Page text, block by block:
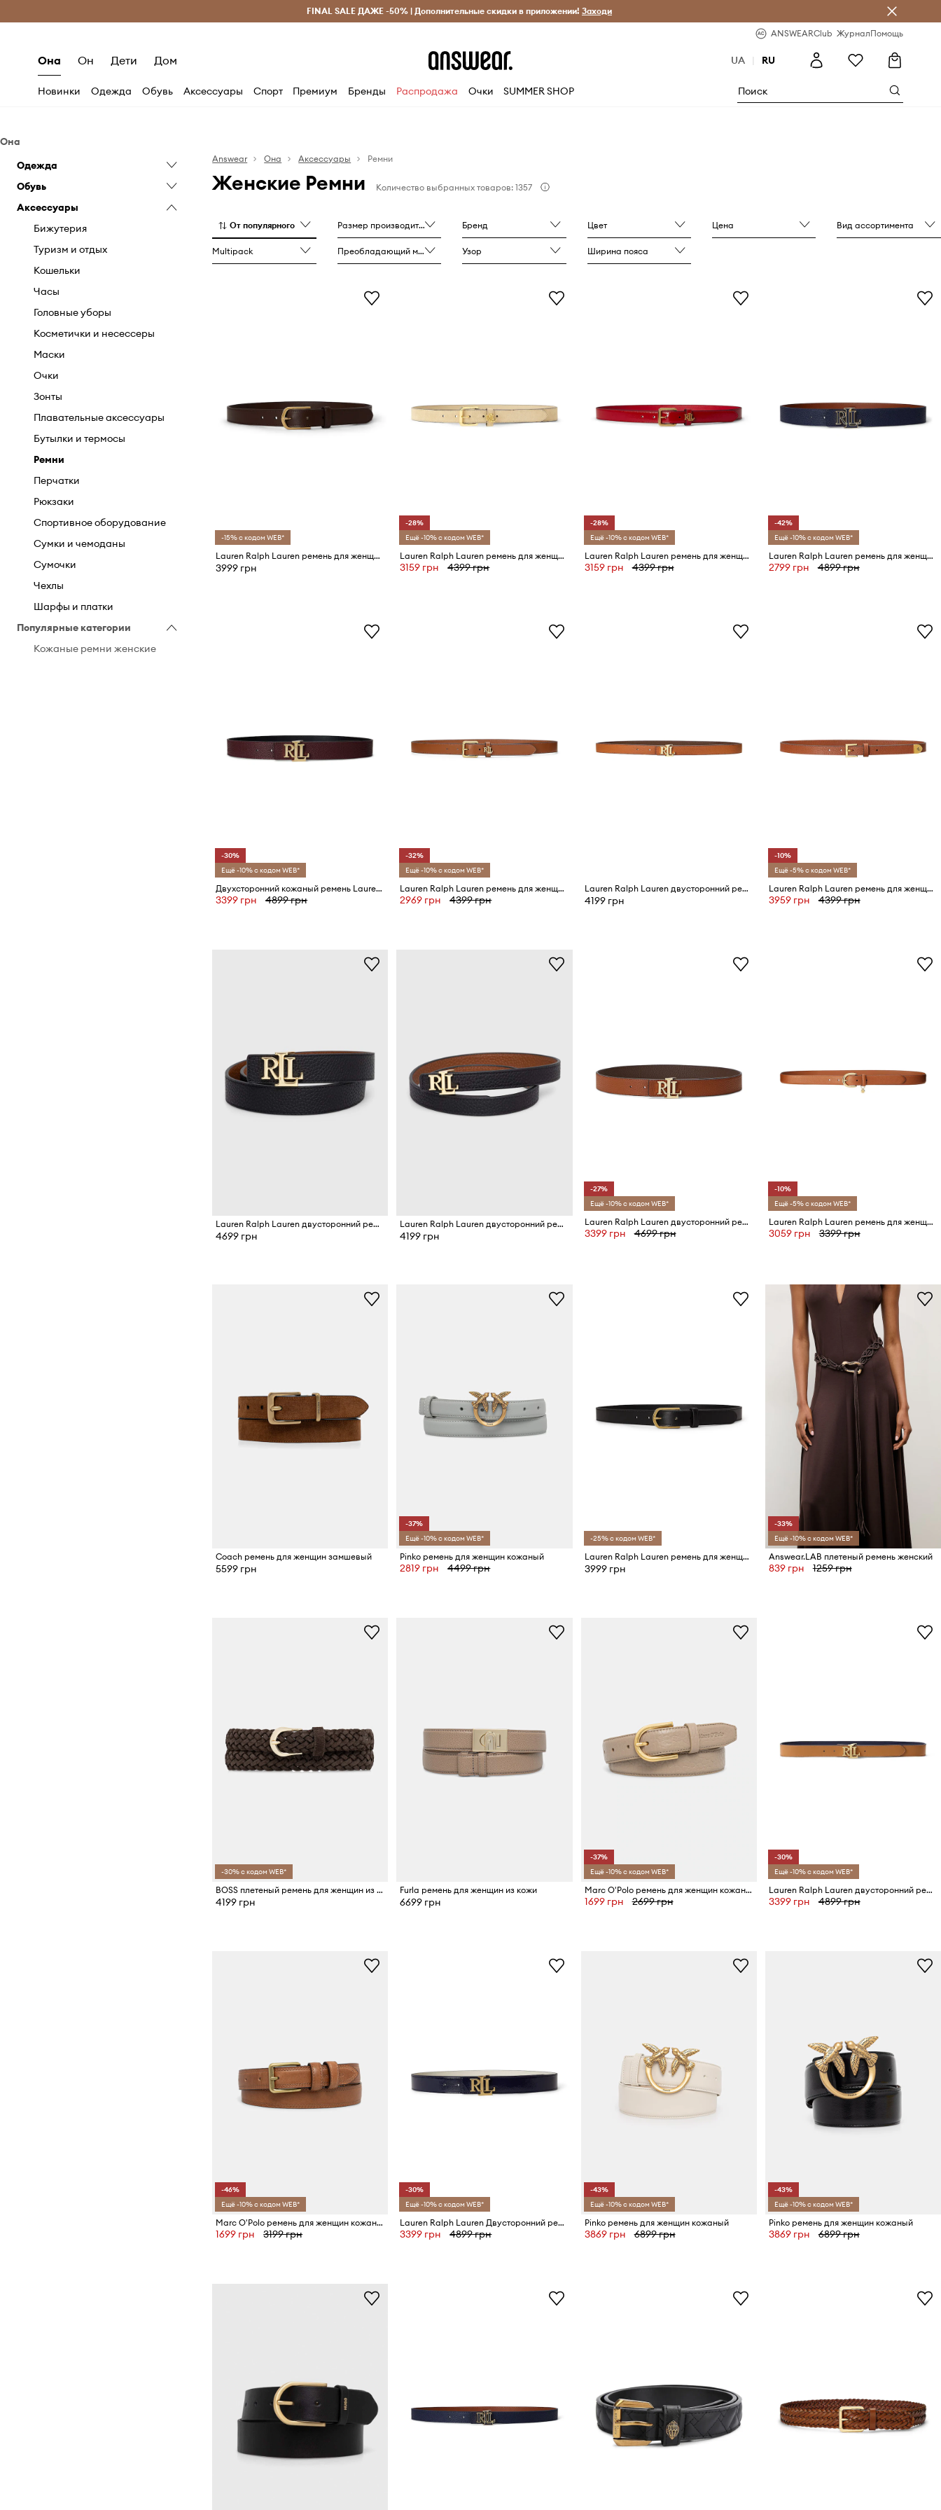
Бесплатная доставка из ЕС (от 2800 грн) Исключительно оригинальные товары Экономь с Answear Club
FINAL SALE ДАЖЕ -50% | Дополнительные скидки в приложении! Заходи
ANSWEARClub ЖурналПомощь
Она Он Дети Дом UA | RU
Новинки Одежда Обувь Аксессуары Спорт Премиум Бренды Распродажа Очки SUMMER SHOP
Она
Одежда
Блузки и рубашки
Джинсы
Уход за одеждой
Комбинезоны
Комплекты
Кофты
Купальники
Куртки
Пальто
Пиджаки и жилеты
Свитеры и кардиганы
Юбки
Нижнее белье
Спортивные костюмы
Платья
Функциональное бельё
Футболки и майки
Носки
Шорты
Брюки и леггинсы
Обувь
Балетки
Резиновые сапоги
Уход за обувью
Эспадрильи
Кеды
Кросcовки лайфстайл
Мокасины и туфли на плоском
ходу
Снегоходы
Спортивные кроссовки
Тапки
Треккинговая обувь
Туфли на каблуке и
Ботинки
Шлепанцы и сандалии
Аксессуары
Бижутерия
Туризм и отдых
Кошельки
Часы
Головные уборы
Косметички и несессеры
Маски
Очки
Зонты
Плавательные аксессуары
Бутылки и термосы
Ремни
Перчатки
Рюкзаки
Спортивное оборудование
Сумки и чемоданы
Сумочки
Чехлы
Шарфы и платки
Популярные категории
Кожаные ремни женские
Answear Она Аксессуары Ремни
Женские Ремни Количество выбранных товаров: 1357
От популярного Размер производителя Бренд Цвет Цена Вид ассортимента
Multipack Преобладающий материал Узор Ширина пояса
-15% с кодом WEB*
Lauren Ralph Lauren ремень для женщин кожаный
3999 грн
-28%
Ещё -10% с кодом WEB*
Lauren Ralph Lauren ремень для женщин из кожи
3159 грн 4399 грн
-28%
Ещё -10% с кодом WEB*
Lauren Ralph Lauren ремень для женщин кожаный
3159 грн 4399 грн
-42%
Ещё -10% с кодом WEB*
Lauren Ralph Lauren ремень для женщин кожаный
2799 грн 4899 грн
-30%
Ещё -10% с кодом WEB*
Двухсторонний кожаный ремень Lauren Ralph Lauren
3399 грн 4899 грн
-32%
Ещё -10% с кодом WEB*
Lauren Ralph Lauren ремень для женщин кожаный
2969 грн 4399 грн
Lauren Ralph Lauren двусторонний ремень для женщин кожаный
4199 грн
-10%
Ещё -5% с кодом WEB*
Lauren Ralph Lauren ремень для женщин кожаный
3959 грн 4399 грн
Lauren Ralph Lauren двусторонний ремень для женщин кожаный
4699 грн
Lauren Ralph Lauren двусторонний ремень для женщин кожаный
4199 грн
-27%
Ещё -10% с кодом WEB*
Lauren Ralph Lauren двусторонний ремень для женщин кожаный
3399 грн 4699 грн
-10%
Ещё -5% с кодом WEB*
Lauren Ralph Lauren ремень для женщин кожаный
3059 грн 3399 грн
Coach ремень для женщин замшевый
5599 грн
-37%
Ещё -10% с кодом WEB*
Pinko ремень для женщин кожаный
2819 грн 4499 грн
-25% с кодом WEB*
Lauren Ralph Lauren ремень для женщин кожаный
3999 грн
-33%
Ещё -10% с кодом WEB*
Answear.LAB плетеный ремень женский
839 грн 1259 грн
-30% с кодом WEB*
BOSS плетеный ремень для женщин из замши Carol-WnSd_Sz20
4199 грн
Furla ремень для женщин из кожи
6699 грн
-37%
Ещё -10% с кодом WEB*
Marc O'Polo ремень для женщин кожаный
1699 грн 2699 грн
-30%
Ещё -10% с кодом WEB*
Lauren Ralph Lauren двусторонний ремень для женщин кожаный
3399 грн 4899 грн
-46%
Ещё -10% с кодом WEB*
Marc O'Polo ремень для женщин кожаный
1699 грн 3199 грн
-30%
Ещё -10% с кодом WEB*
Lauren Ralph Lauren Двусторонний ремень для женщин кожаный
3399 грн 4899 грн
-43%
Ещё -10% с кодом WEB*
Pinko ремень для женщин кожаный
3869 грн 6899 грн
-43%
Ещё -10% с кодом WEB*
Pinko ремень для женщин кожаный
3869 грн 6899 грн